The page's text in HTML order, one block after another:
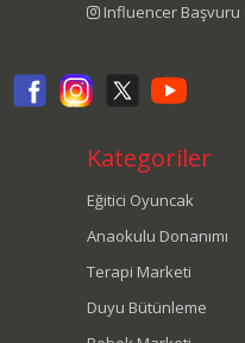
Influencer Başvuru
Kategoriler
Eğitici Oyuncak
Anaokulu Donanımı
Terapi Marketi
Duyu Bütünleme